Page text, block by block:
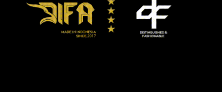
transparansi dalam penyusunan akta, mengawal proses
pembebasan lahan untuk berbagai Proyek Strategis
Nasional (PSN) agar berjalan lancar tanpa konflik, serta